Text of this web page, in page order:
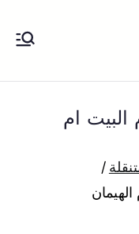
كهرباء وبنشر تبديل
البيت ام